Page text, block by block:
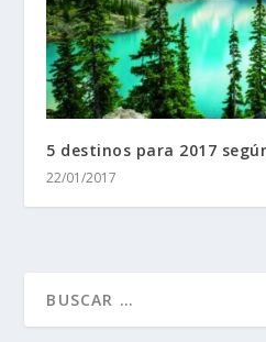
5 destinos para 2017
22/01/2017